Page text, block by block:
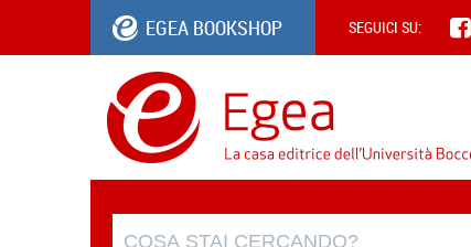
EGEA BOOKSHOP SEGUICI SU: